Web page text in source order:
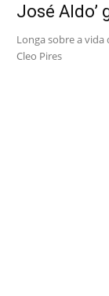
José Aldo’
Longa sobre a
Cleo Pires